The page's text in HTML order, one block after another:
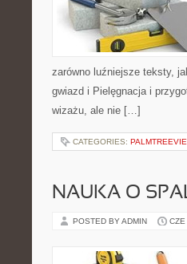
zarówno luźniejsze teksty,
gwiazd i Pielęgnacja i
wizażu, ale nie […]
CATEGORIES:
NAUKA O
POSTED BY ADMIN